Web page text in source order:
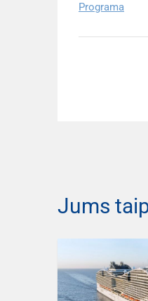
Programa
Jums